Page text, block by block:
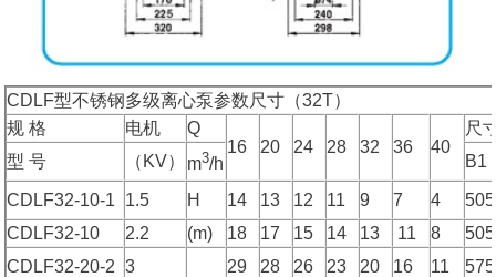
CDLF型不锈钢多级离心泵参数尺寸（32T）
规 格
电机
Q
16
20 24 28 32 36 40
尺
型 号
（KV） m3/h B1
CDLF32-10-1 1.5 H 14 13 12 11 9 7 4
505
CDLF32-10
2.2 (m) 18 17 15 14 13 11 8
505
CDLF32-20-2
3 29 28 26 23 20 16 11 575